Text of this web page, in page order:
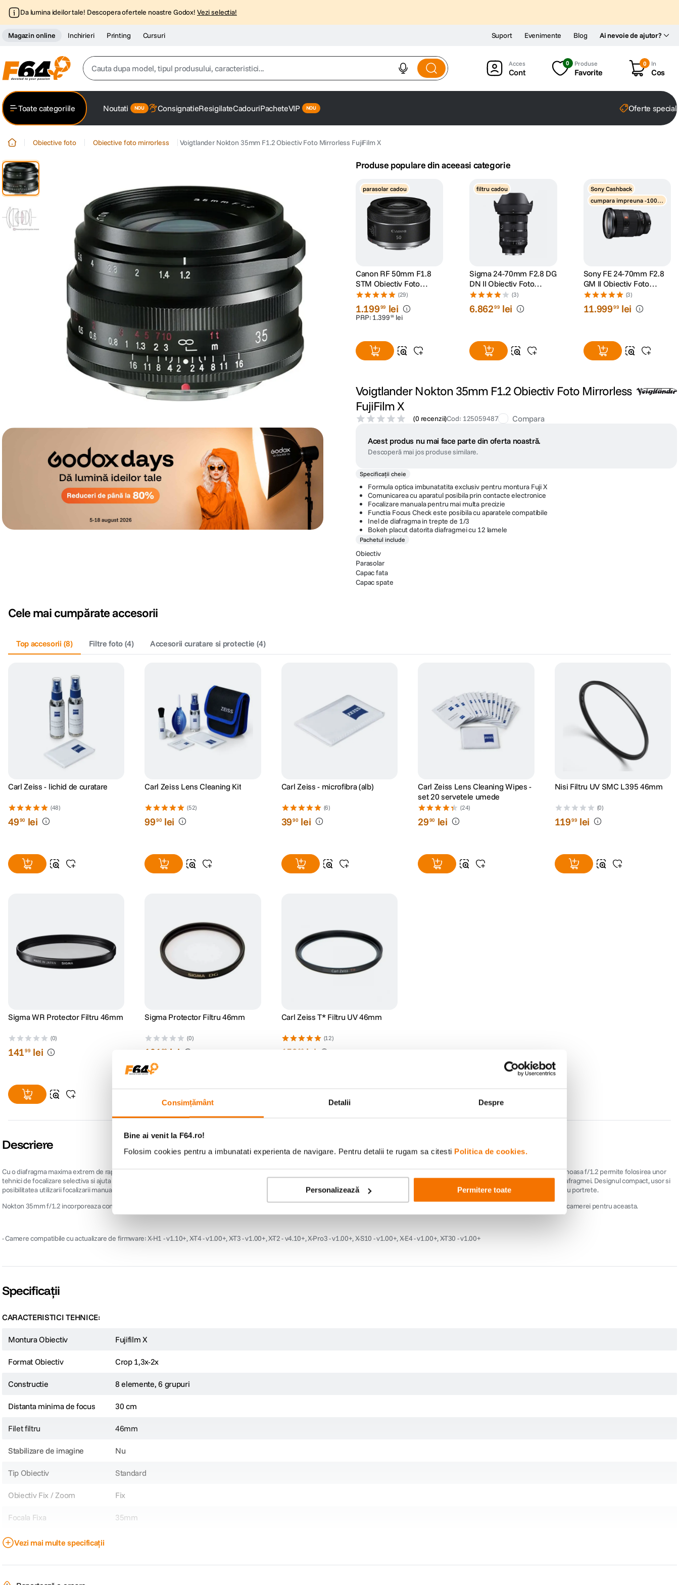
Consimțământ Detalii Despre
Bine ai venit la F64.ro!
Folosim cookies pentru a imbunatati experienta de navigare. Pentru detalii te rugam sa citesti Politica de cookies.
Personalizează Permitere toate
Da lumina ideilor tale! Descopera ofertele noastre Godox! Vezi selectia!
Magazin online Inchirieri Printing Cursuri Ai nevoie de ajutor?
Suport Evenimente Blog
Cauta dupa model, tipul produsului, caracteristici...
2. trepied
4. peak design
5 lavaliera
6. canon sx740 hs
7. card memorie
8. sony fx
10. dji osmo pocket 4
Cont
0 Produse
Favorite
0 In
Cos
Toate categoriile Noutati ConsignatieResigilateCadouriPacheteVIP Oferte
Obiective foto Obiective foto mirrorless Voigtlander Nokton 35mm F1.2 Obiectiv Foto Mirrorless FujiFilm X
Produse populare din aceeasi categorie
parasolar cadou
Canon RF 50mm F1.8
STM Obiectiv Foto
Mirrorless
(29)
1.19999 lei
PRP: 1.399 99 lei
filtru cadou
Sigma 24-70mm F2.8 DG
DN II Obiectiv Foto
Mirrorless Montura Sony
E
(3)
6.86299 lei
Sony Cashback
cumpara impreuna -1000 l
ei discount obiective
Sony FE 24-70mm F2.8
GM II Obiectiv Foto
Mirrorless Montura Sony
E
(3)
11.99999 lei
Voigtlander Nokton 35mm F1.2 Obiectiv Foto Mirrorless
FujiFilm X
(0 recenzii)Cod: 125059487 Compara
Acest produs nu mai face parte din oferta noastră.
Descoperă mai jos produse similare.
Specificații cheie
Formula optica imbunatatita exclusiv pentru montura Fuji X
Comunicarea cu aparatul posibila prin contacte electronice
Focalizare manuala pentru mai multa precizie
Functia Focus Check este posibila cu aparatele compatibile
Inel de diafragma in trepte de 1/3
Bokeh placut datorita diafragmei cu 12 lamele
Pachetul include
Obiectiv
Parasolar
Capac fata
Capac spate
Cele mai cumpărate accesorii
Top accesorii (8) Filtre foto (4) Accesorii curatare si protectie (4)
Carl Zeiss - lichid de curatare
(48)
4990 lei
Carl Zeiss Lens Cleaning Kit
(52)
9990 lei
Carl Zeiss - microfibra (alb)
(6)
3990 lei
Carl Zeiss Lens Cleaning Wipes -
set 20 servetele umede
(24)
2990 lei
Nisi Filtru UV SMC L395 46mm
(0)
11999 lei
Sigma WR Protector Filtru 46mm
(0)
14199 lei
Sigma Protector Filtru 46mm
(0)
101 99 lei
Carl Zeiss T* Filtru UV 46mm
(12)
159 99 lei
Descriere
Cu o diafragma maxima extrem de rapida, Nokton 35mm f/1.2 de la Voigtlander este un obiectiv wide-angle versatil, optimizat optic pentru senzorii de imagine FUJIFILM APS-C. Diafragma luminoasa f/1.2 permite folosirea unor
tehnici de focalizare selectiva si ajuta la fotografierea in medii cu lumina slaba. Designul optic foloseste un element anormal de dispersie partiala pentru claritate imbunatatita pe tot intervalul diafragmei. Designul compact, usor si
posibilitatea utilizarii focalizarii manuale permit lucrul cu subiecti la o distanta de doar 30 cm. Diafragma largacu 12 lame contribuie la o calitate placuta a bokeh-ului, facandu-l foarte potrivit pentru portrete.
Nokton 35mm f/1.2 incorporeaza contacte electronice pentru a furniza date Exif si permite verificarea focalizarii cu aparatele compatibile. Este posibil sa fie necesara actualizarea firmware-ului camerei pentru aceasta.
- Camere compatibile cu actualizare de firmware: X-H1 - v1.10+, X-T4 - v1.00+, X-T3 - v1.00+, X-T2 - v4.10+, X-Pro3 - v1.00+, X-S10 - v1.00+, X-E4 - v1.00+, X-T30 - v1.00+
Specificații
CARACTERISTICI TEHNICE:
Montura Obiectiv Fujifilm X
Format Obiectiv Crop 1,3x-2x
Constructie 8 elemente, 6 grupuri
Distanta minima de focus 30 cm
Filet filtru 46mm
Stabilizare de imagine Nu
Tip Obiectiv Standard
Obiectiv Fix / Zoom Fix
Focala Fixa 35mm
Unghi de cuprindere
Vezi mai multe specificații